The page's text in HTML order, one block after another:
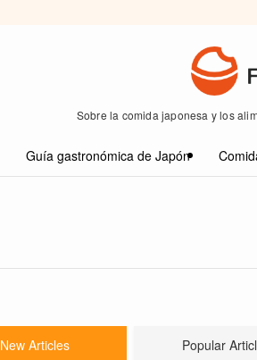
Sobre la comida japonesa y los
Guía gastronómica de Japón
New Articles Popular